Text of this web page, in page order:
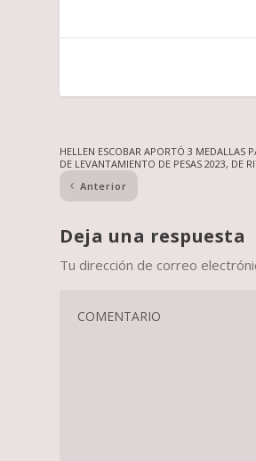
HELLEN ESCOBAR APORTÓ 3 MEDALLAS
DE LEVANTAMIENTO DE PESAS 2023, DE
Anterior
Deja una respuesta
Tu dirección de correo